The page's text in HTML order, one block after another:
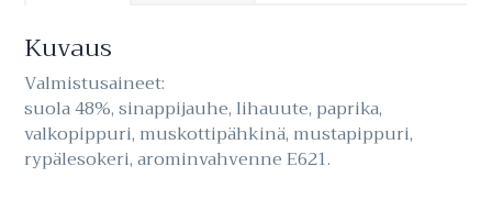
Kuvaus
Valmistusaineet:
suola 48%, sinappijauhe, lihauute, paprika,
valkopippuri, muskottipähkinä, mustapippuri,
rypälesokeri, arominvahvenne E621.